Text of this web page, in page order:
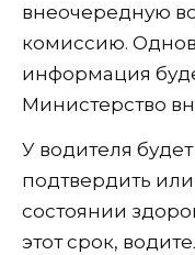
внеочередную
комиссию.
информация
Министерство
У водителя
подтвердить
состоянии
этот срок,